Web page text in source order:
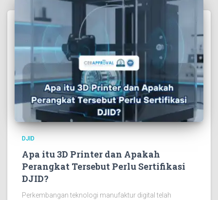
DJID
Apa itu 3D Printer dan Apakah
Perangkat Tersebut Perlu Sertifikasi
DJID?
Perkembangan teknologi manufaktur digital telah